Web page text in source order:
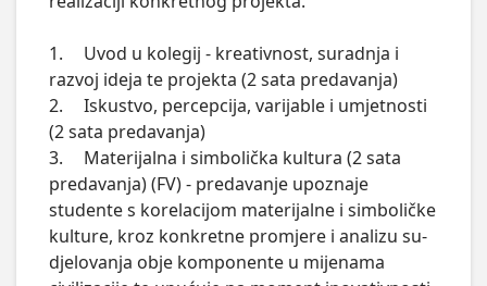
1.	Uvod u kolegij - kreativnost, suradnja i
razvoj ideja te projekta (2 sata predavanja)
2.	Iskustvo, percepcija, varijable i umjetnosti
(2 sata predavanja)
3.	Materijalna i simbolička kultura (2 sata
predavanja) (FV) - predavanje upoznaje
studente s korelacijom materijalne i simboličke
kulture, kroz konkretne promjere i analizu su-
djelovanja obje komponente u mijenama